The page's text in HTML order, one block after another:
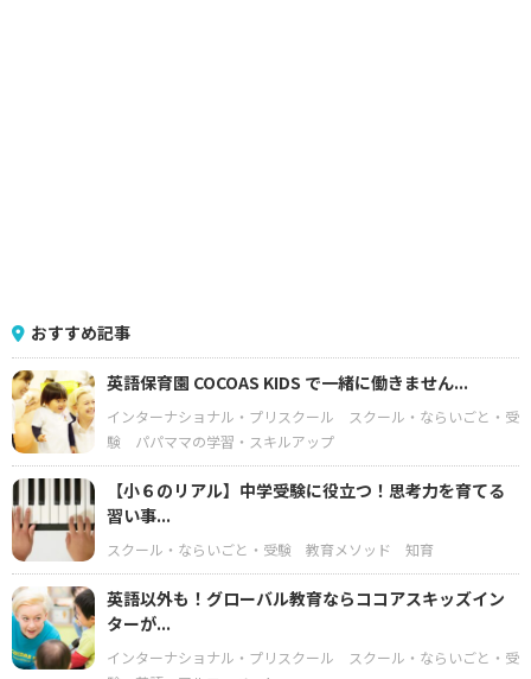
おすすめ記事
英語保育園 COCOAS KIDS で一緒に働きません...
インターナショナル・プリスクール
スクール・ならいごと・受
験
パパママの学習・スキルアップ
【小６のリアル】中学受験に役立つ！思考力を育てる
習い事...
スクール・ならいごと・受験 教育メソッド 知育
英語以外も！グローバル教育ならココアスキッズイン
ターが...
インターナショナル・プリスクール
スクール・ならいごと・受